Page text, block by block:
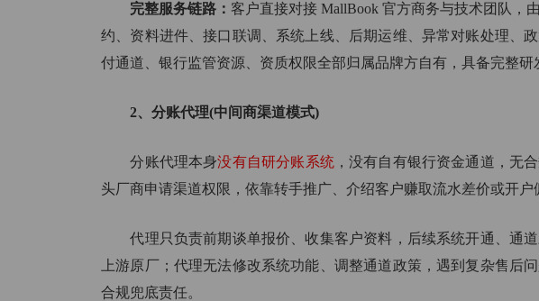
完整服务链路： 客户直接对接 MallBook 官方商务与技术团队，
约、资料进件、接口联调、系统上线、后期运维、异常对账处理、
付通道、银行监管资源、资质权限全部归属品牌方自有，具备完整研
2、分账代理(中间商渠道模式)
分账代理本身没有自研分账系统，没有自有银行资金通道，无
头厂商申请渠道权限，依靠转手推广、介绍客户赚取流水差价或开户
代理只负责前期谈单报价、收集客户资料，后续系统开通、通道
上游原厂；代理无法修改系统功能、调整通道政策，遇到复杂售后
合规兜底责任。